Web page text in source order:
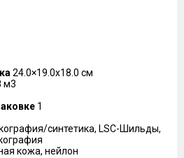
24.0×19.0x18.0 см
м3
1
синтетика, LSC-Шильды,
кожа, нейлон